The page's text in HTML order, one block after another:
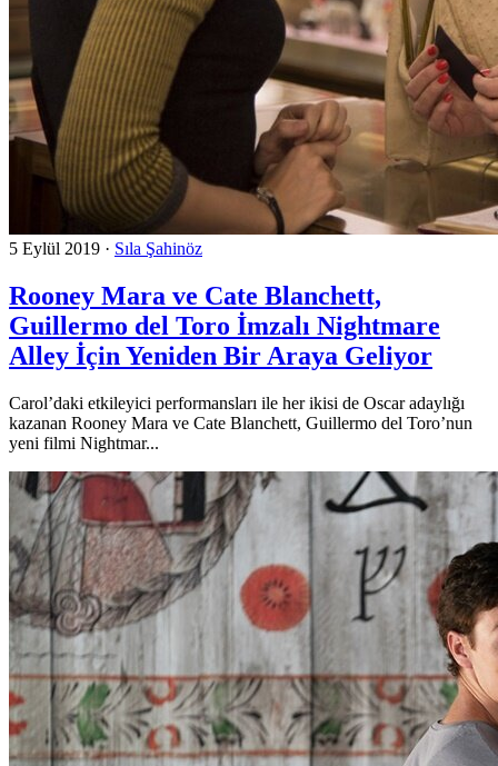
5 Eylül 2019 · Sıla Şahinöz
Rooney Mara ve Cate Blanchett,
Guillermo del Toro İmzalı Nightmare
Alley İçin Yeniden Bir Araya Geliyor
Carol’daki etkileyici performansları ile her ikisi de Oscar adaylığı
kazanan Rooney Mara ve Cate Blanchett, Guillermo del Toro’nun
yeni filmi Nightmar...